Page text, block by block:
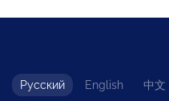
Русский English 中文